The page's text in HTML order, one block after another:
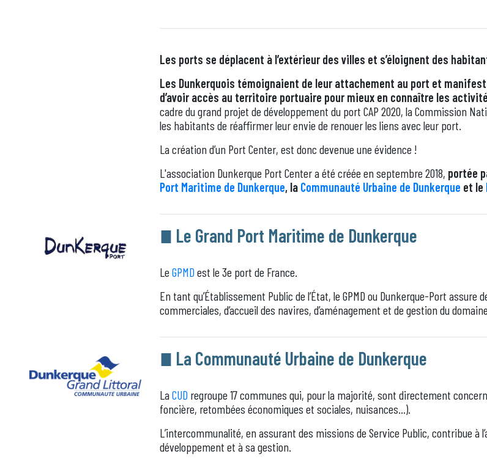
Les ports se déplacent à l’extérieur des villes et s’éloignent des
Les Dunkerquois témoignaient de leur attachement au port et
d’avoir accès au territoire portuaire pour mieux en connaître les
cadre du grand projet de développement du port CAP 2020, la Commission
les habitants de réaffirmer leur envie de renouer les liens avec leur port.
La création d’un Port Center, est donc devenue une évidence !
L'association Dunkerque Port Center a été créée en septembre 2018, portée
Port Maritime de Dunkerque, la Communauté Urbaine de Dunkerque et le
Le Grand Port Maritime de Dunkerque
LeGPMDest le 3e port de France.
En tant qu’Établissement Public de l’État, le GPMD ou Dunkerque-Port
commerciales, d’accueil des navires, d’aménagement et de gestion du
La Communauté Urbaine de Dunkerque
LaCUD regroupe 17 communes qui, pour la majorité, sont directement
foncière, retombées économiques et sociales, nuisances…).
L’intercommunalité, en assurant des missions de Service Public, contribue à
développement et à sa gestion.